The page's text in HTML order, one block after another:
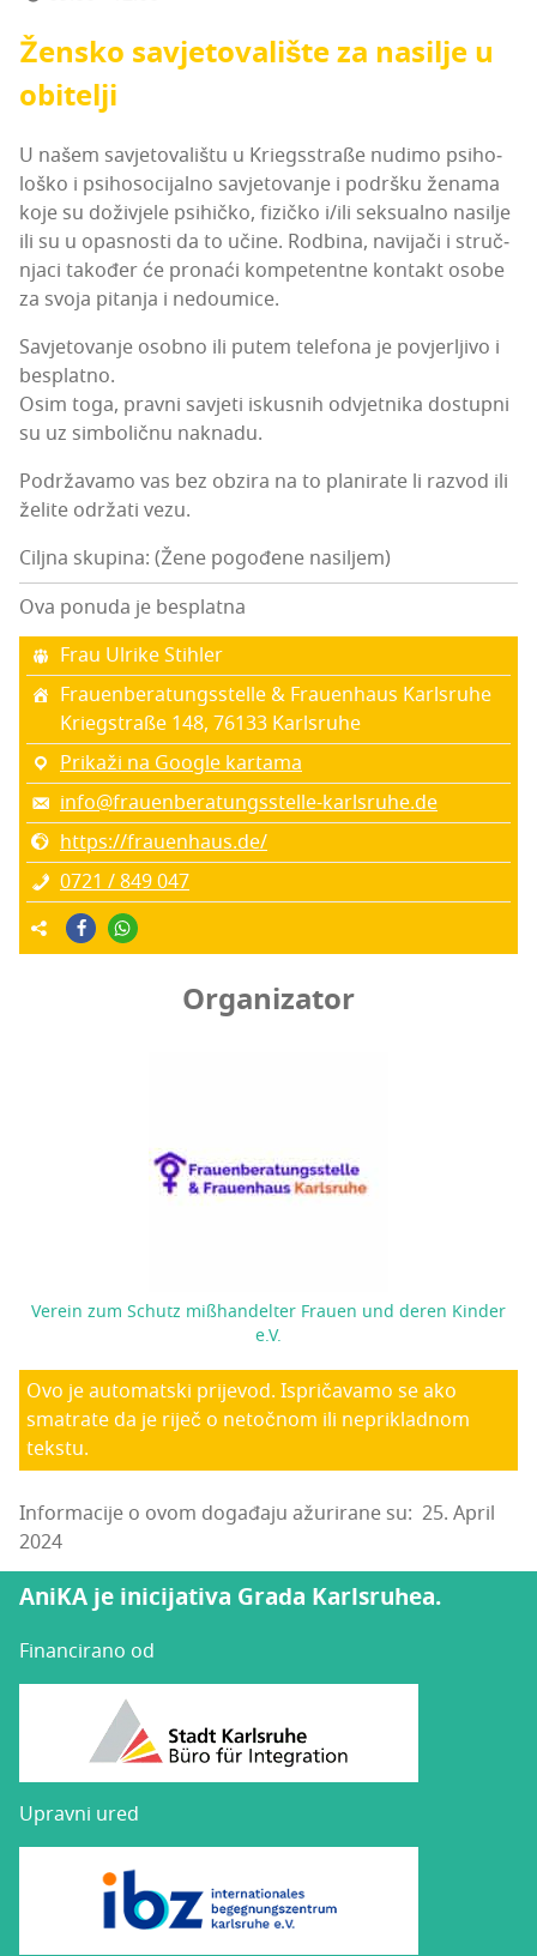
Žen­sko savje­to­va­li­šte za nasi­lje u
obitelji
U našem savje­to­va­li­štu u Kri­eg­ss­traße nudi­mo psi­ho­
lo­ško i psi­ho­so­ci­jal­no savje­to­va­nje i podr­šku žena­ma
koje su doži­vje­le psi­hič­ko, fizič­ko i/ili sek­su­al­no nasi­lje
ili su u opas­nos­ti da to uči­ne. Rod­bi­na, navi­ja­či i struč­
nja­ci tako­đer će pro­na­ći kom­pe­tent­ne kon­takt oso­be
za svo­ja pita­nja i nedoumice.
Savje­to­va­nje osob­no ili putem tele­fo­na je povjer­lji­vo i
besplatno.
Osim toga, prav­ni savje­ti iskus­nih odvjet­ni­ka dos­tup­ni
su uz sim­bo­lič­nu naknadu.
Podr­ža­va­mo vas bez obzi­ra na to pla­ni­ra­te li razvod ili
želi­te odr­ža­ti vezu.
Ciljna skupina: (Žene pogođene nasiljem)
Ova ponuda je besplatna
Frau Ulri­ke Stihler
Fra­uen­be­ra­tun­g­ss­tel­le & Fra­uen­ha­us Karlsruhe
Kri­eg­s­traße 148, 76133 Kar­l­sru­he
Prikaži na Google kartama
info@frauenberatungsstelle-karlsruhe.de
https://frauenhaus.de/
0721 / 849 047
Organizator
Verein zum Schutz mißhandelter Frauen und deren Kinder
e.V.
Ovo je automatski prijevod. Ispričavamo se ako
smatrate da je riječ o netočnom ili neprikladnom
tekstu.
Informacije o ovom događaju ažurirane su: 25. April
2024
AniKA je inicijativa Grada Karlsruhea.
Financirano od
Upravni ured